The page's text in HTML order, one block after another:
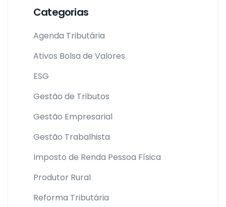
Categorias
Agenda Tributária
Ativos Bolsa de Valores
ESG
Gestão de Tributos
Gestão Empresarial
Gestão Trabalhista
Imposto de Renda Pessoa Física
Produtor Rural
Reforma Tributária